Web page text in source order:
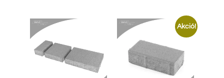
Akció!